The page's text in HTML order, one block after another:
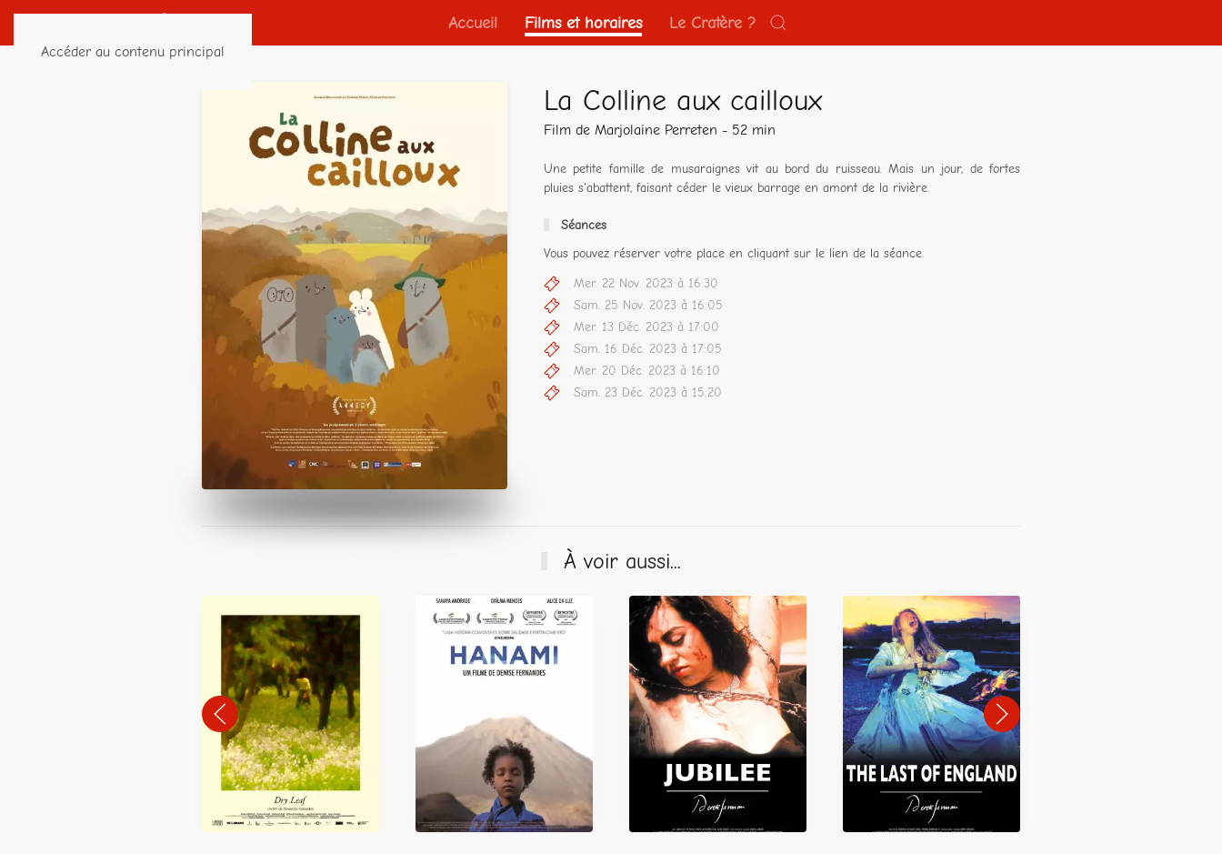
Accéder au contenu principal
Accueil Films et horaires Le Cratère ?
La Colline aux cailloux
Film de Marjolaine Perreten - 52 min
Une petite famille de musaraignes vit au bord du ruisseau. Mais un jour, de fortes
pluies s'abattent, faisant céder le vieux barrage en amont de la rivière.
Séances
Vous pouvez réserver votre place en cliquant sur le lien de la séance.
Mer. 22 Nov. 2023 à 16:30
Sam. 25 Nov. 2023 à 16:05
Mer. 13 Déc. 2023 à 17:00
Sam. 16 Déc. 2023 à 17:05
Mer. 20 Déc. 2023 à 16:10
Sam. 23 Déc. 2023 à 15:20
À voir aussi...